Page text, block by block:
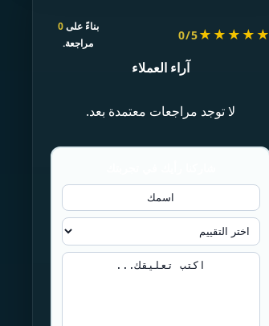
★★★★★
0/5
بناءً على0
مراجعة.
آراء العملاء
لا توجد مراجعات معتمدة بعد.